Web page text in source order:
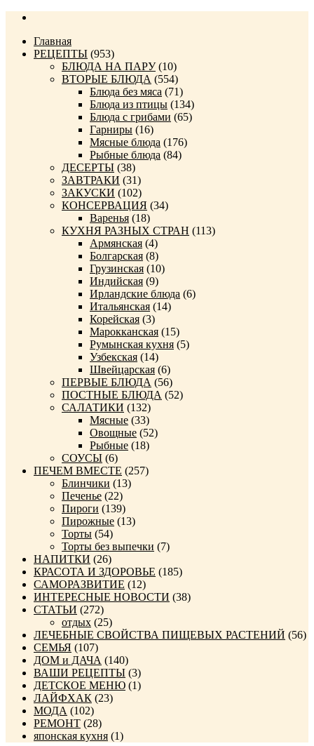
Главная
РЕЦЕПТЫ (953)
БЛЮДА НА ПАРУ(10)
ВТОРЫЕ БЛЮДА (554)
Блюда без мяса (71)
Блюда из птицы (134)
Блюда с грибами (65)
Гарниры (16)
Мясные блюда (176)
Рыбные блюда (84)
ДЕСЕРТЫ (38)
ЗАВТРАКИ (31)
ЗАКУСКИ (102)
КОНСЕРВАЦИЯ (34)
Варенья (18)
КУХНЯ РАЗНЫХ СТРАН (113)
Армянская (4)
Болгарская (8)
Грузинская (10)
Индийская (9)
Ирландские блюда (6)
Итальянская (14)
Корейская (3)
Марокканская (15)
Румынская кухня (5)
Узбекская (14)
Швейцарская (6)
ПЕРВЫЕ БЛЮДА (56)
ПОСТНЫЕ БЛЮДА (52)
САЛАТИКИ (132)
Мясные (33)
Овощные (52)
Рыбные (18)
СОУСЫ (6)
ПЕЧЕМ ВМЕСТЕ (257)
Блинчики (13)
Печенье (22)
Пироги (139)
Пирожные (13)
Торты (54)
Торты без выпечки (7)
НАПИТКИ (26)
КРАСОТА И ЗДОРОВЬЕ (185)
САМОРАЗВИТИЕ (12)
ИНТЕРЕСНЫЕ НОВОСТИ (38)
СТАТЬИ (272)
отдых (25)
ЛЕЧЕБНЫЕ СВОЙСТВА ПИЩЕВЫХ РАСТЕНИЙ (56)
СЕМЬЯ (107)
ДОМ и ДАЧА (140)
ВАШИ РЕЦЕПТЫ (3)
ДЕТСКОЕ МЕНЮ (1)
ЛАЙФХАК (23)
МОДА (102)
РЕМОНТ (28)
японская кухня (1)